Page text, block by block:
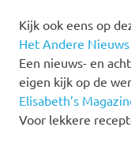
Kijk ook eens op
Het Andere Nieuws
Een nieuws- en
eigen kijk op de
Elisabeth’s
Voor lekkere